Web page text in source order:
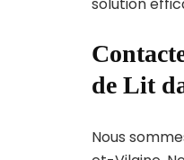
de Lit
Nous